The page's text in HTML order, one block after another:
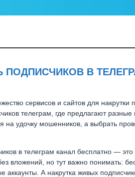
ПОДПИСЧИКОВ В
сервисов и сайтов для
телеграм, где предлагают
на удочку мошенников, а выбрать
в телеграм канал бесплатно —
вложений, но тут важно понимать:
аккаунты. А накрутка живых